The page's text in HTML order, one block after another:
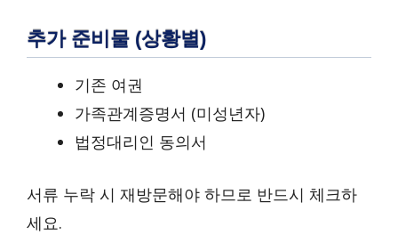
추가 준비물 (상황별)
기존 여권
가족관계증명서 (미성년자)
법정대리인 동의서
서류 누락 시 재방문해야 하므로 반드시 체크하
세요.